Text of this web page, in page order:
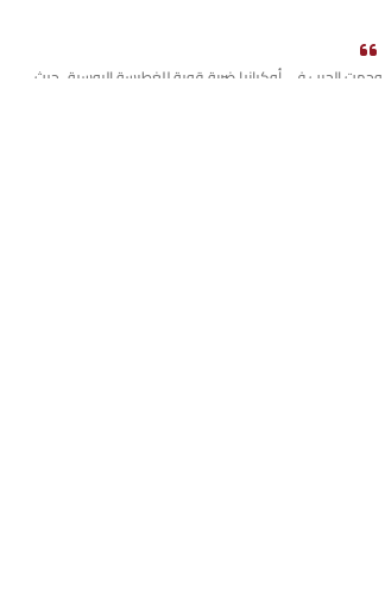
وجهت الحرب في أوكرانيا ضربة قوية للغطرسة الروسية، حيث